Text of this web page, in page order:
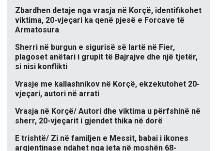
Zbardhen detaje nga vrasja në Korçë, identifikohet
viktima, 20-vjeçari ka qenë pjesë e Forcave të
Armatosura
Sherri në burgun e sigurisë së lartë në Fier,
plagoset anëtari i grupit të Bajrajve dhe një tjetër,
si nisi konflikti
Vrasje me kallashnikov në Korçë, ekzekutohet 20-
vjeçari, autori në arrati
Vrasja në Korçë/ Autori dhe viktima u përfshinë në
sherr, 20-vjeçarit i gjendet thika në dorë
E trishtë/ Zi në familjen e Messit, babai i ikones
argjentinase ndahet nga jeta në moshën 68-